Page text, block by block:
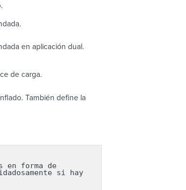
en aplicación dual.
de carga.
También define la
en forma de
si hay